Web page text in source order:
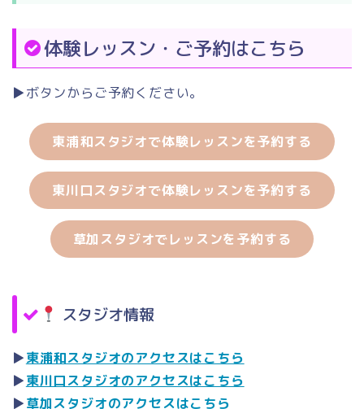
体験レッスン・ご予約はこちら
▶ボタンからご予約ください。
東浦和スタジオで体験レッスンを予約する
東川口スタジオで体験レッスンを予約する
草加スタジオでレッスンを予約する
スタジオ情報
▶東浦和スタジオのアクセスはこちら
▶東川口スタジオのアクセスはこちら
▶草加スタジオのアクセスはこちら